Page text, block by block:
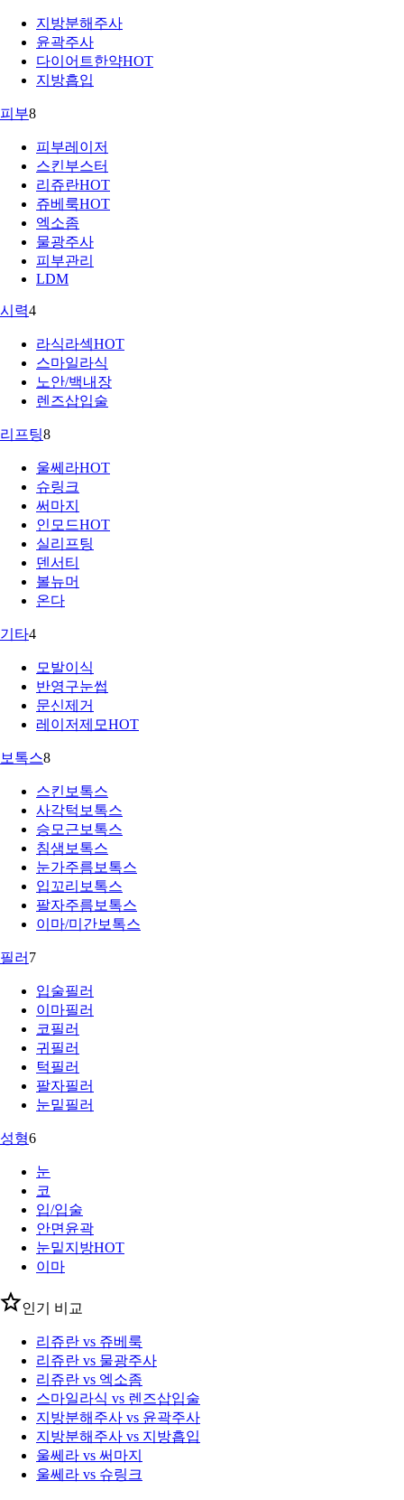
지방분해주사
윤곽주사
다이어트한약HOT
지방흡입
피부8
피부레이저
스킨부스터
리쥬란HOT
쥬베룩HOT
엑소좀
물광주사
피부관리
LDM
시력4
라식라섹HOT
스마일라식
노안/백내장
렌즈삽입술
리프팅8
울쎄라HOT
슈링크
써마지
인모드HOT
실리프팅
덴서티
볼뉴머
온다
기타4
모발이식
반영구눈썹
문신제거
레이저제모HOT
보톡스8
스킨보톡스
사각턱보톡스
승모근보톡스
침샘보톡스
눈가주름보톡스
입꼬리보톡스
팔자주름보톡스
이마/미간보톡스
필러 7
입술필러
이마필러
코필러
귀필러
턱필러
팔자필러
눈밑필러
성형6
눈
코
입/입술
안면윤곽
눈밑지방HOT
이마
인기 비교
리쥬란 vs 쥬베룩
리쥬란 vs 물광주사
리쥬란 vs 엑소좀
스마일라식 vs 렌즈삽입술
지방분해주사 vs 윤곽주사
지방분해주사 vs 지방흡입
울쎄라 vs 써마지
울쎄라 vs 슈링크